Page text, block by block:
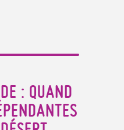
: QUAND